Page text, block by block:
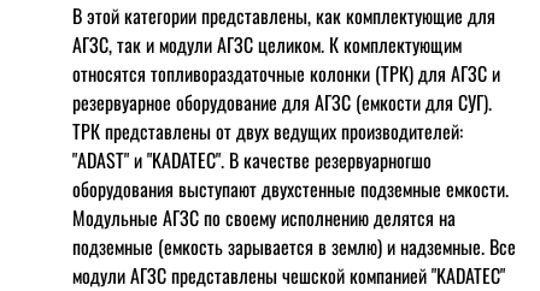
В этой категории представлены, как комплектующие для
АГЗС, так и модули АГЗС целиком. К комплектующим
относятся топливораздаточные колонки (ТРК) для АГЗС и
резервуарное оборудование для АГЗС (емкости для СУГ).
ТРК представлены от двух ведущих производителей:
"ADAST" и "KADATEC". В качестве резервуарногшо
оборудования выступают двухстенные подземные емкости.
Модульные АГЗС по своему исполнению делятся на
подземные (емкость зарывается в землю) и надземные. Все
модули АГЗС представлены чешской компанией "KADATEC"